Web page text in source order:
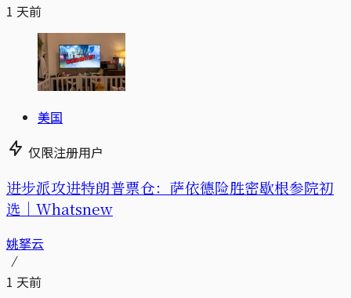
1 天前
美国
仅限注册用户
进步派攻进特朗普票仓：萨依德险胜密歇根参院初
选｜Whatsnew
姚拏云
1 天前